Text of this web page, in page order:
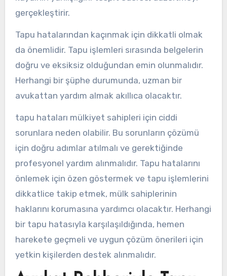
gerçekleştirir.
Tapu hatalarından kaçınmak için dikkatli olmak
da önemlidir. Tapu işlemleri sırasında belgelerin
doğru ve eksiksiz olduğundan emin olunmalıdır.
Herhangi bir şüphe durumunda, uzman bir
avukattan yardım almak akıllıca olacaktır.
tapu hataları mülkiyet sahipleri için ciddi
sorunlara neden olabilir. Bu sorunların çözümü
için doğru adımlar atılmalı ve gerektiğinde
profesyonel yardım alınmalıdır. Tapu hatalarını
önlemek için özen göstermek ve tapu işlemlerini
dikkatlice takip etmek, mülk sahiplerinin
haklarını korumasına yardımcı olacaktır. Herhangi
bir tapu hatasıyla karşılaşıldığında, hemen
harekete geçmeli ve uygun çözüm önerileri için
yetkin kişilerden destek alınmalıdır.